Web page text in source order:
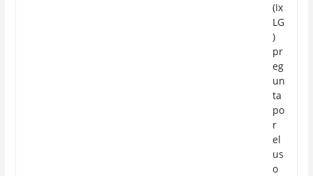
(Ix
LG
)
pr
eg
un
ta
po
r
el
us
o